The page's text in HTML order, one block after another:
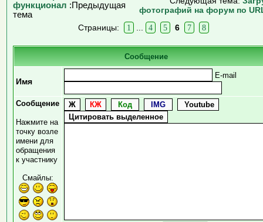
функционал :Предыдущая
тема
фотографий на форум по
Страницы:
1 4 5 6 7 8
Сообщение
Имя
E-mail
Сообщение
Нажмите на
точку возле
имени для
обращения
к участнику
Смайлы: